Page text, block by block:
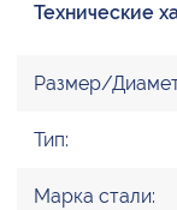
Технические
Размер/
Тип:
Марка стали: